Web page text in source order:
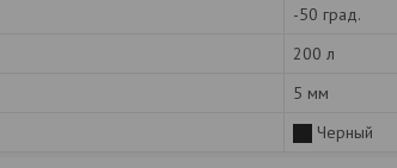
-50 град.
200 л
5 мм
Черный